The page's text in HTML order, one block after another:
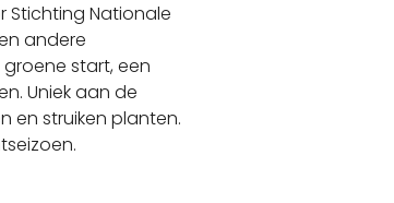
Stichting Nationale
andere
start, een
Uniek aan de
en struiken planten.